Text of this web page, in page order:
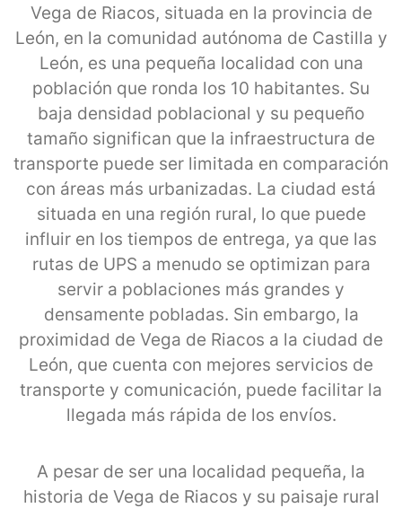
Vega de Riacos, situada en la provincia de
León, en la comunidad autónoma de Castilla y
León, es una pequeña localidad con una
población que ronda los 10 habitantes. Su
baja densidad poblacional y su pequeño
tamaño significan que la infraestructura de
transporte puede ser limitada en comparación
con áreas más urbanizadas. La ciudad está
situada en una región rural, lo que puede
influir en los tiempos de entrega, ya que las
rutas de UPS a menudo se optimizan para
servir a poblaciones más grandes y
densamente pobladas. Sin embargo, la
proximidad de Vega de Riacos a la ciudad de
León, que cuenta con mejores servicios de
transporte y comunicación, puede facilitar la
llegada más rápida de los envíos.
A pesar de ser una localidad pequeña, la
historia de Vega de Riacos y su paisaje rural